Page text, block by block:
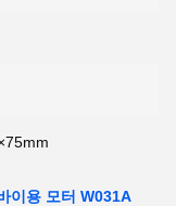
이용 모터 W031A